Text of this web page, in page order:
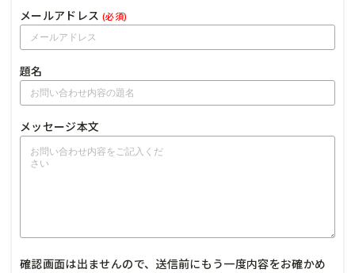
メールアドレス (必須)
題名
メッセージ本文
確認画面は出ませんので、送信前にもう一度内容をお確かめ